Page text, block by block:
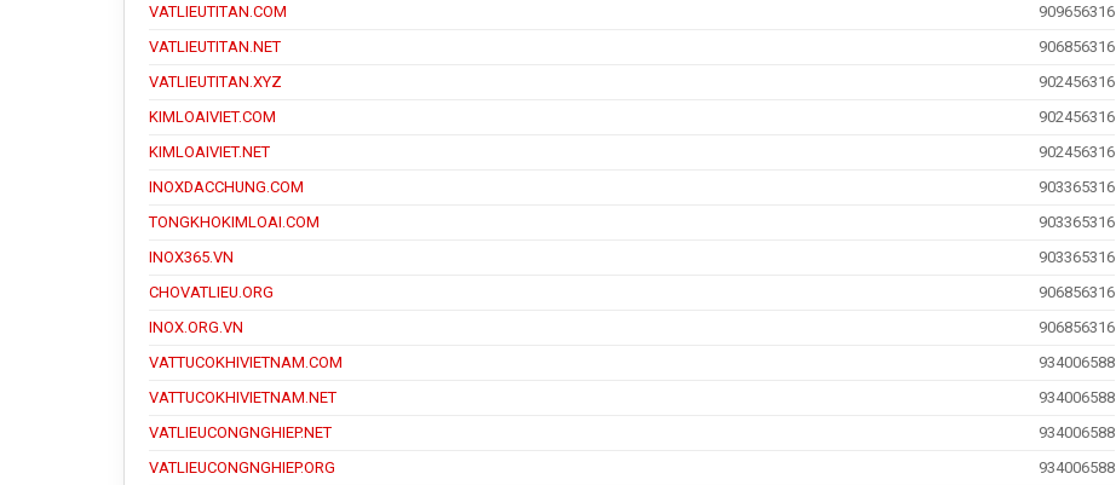
VATLIEUTITAN.COM
909656316
VATLIEUTITAN.NET
906856316
VATLIEUTITAN.XYZ
902456316
KIMLOAIVIET.COM
902456316
KIMLOAIVIET.NET
902456316
INOXDACCHUNG.COM
903365316
TONGKHOKIMLOAI.COM
903365316
INOX365.VN
903365316
CHOVATLIEU.ORG
906856316
INOX.ORG.VN
906856316
VATTUCOKHIVIETNAM.COM
934006588
VATTUCOKHIVIETNAM.NET
934006588
VATLIEUCONGNGHIEP.NET
934006588
VATLIEUCONGNGHIEP.ORG
934006588